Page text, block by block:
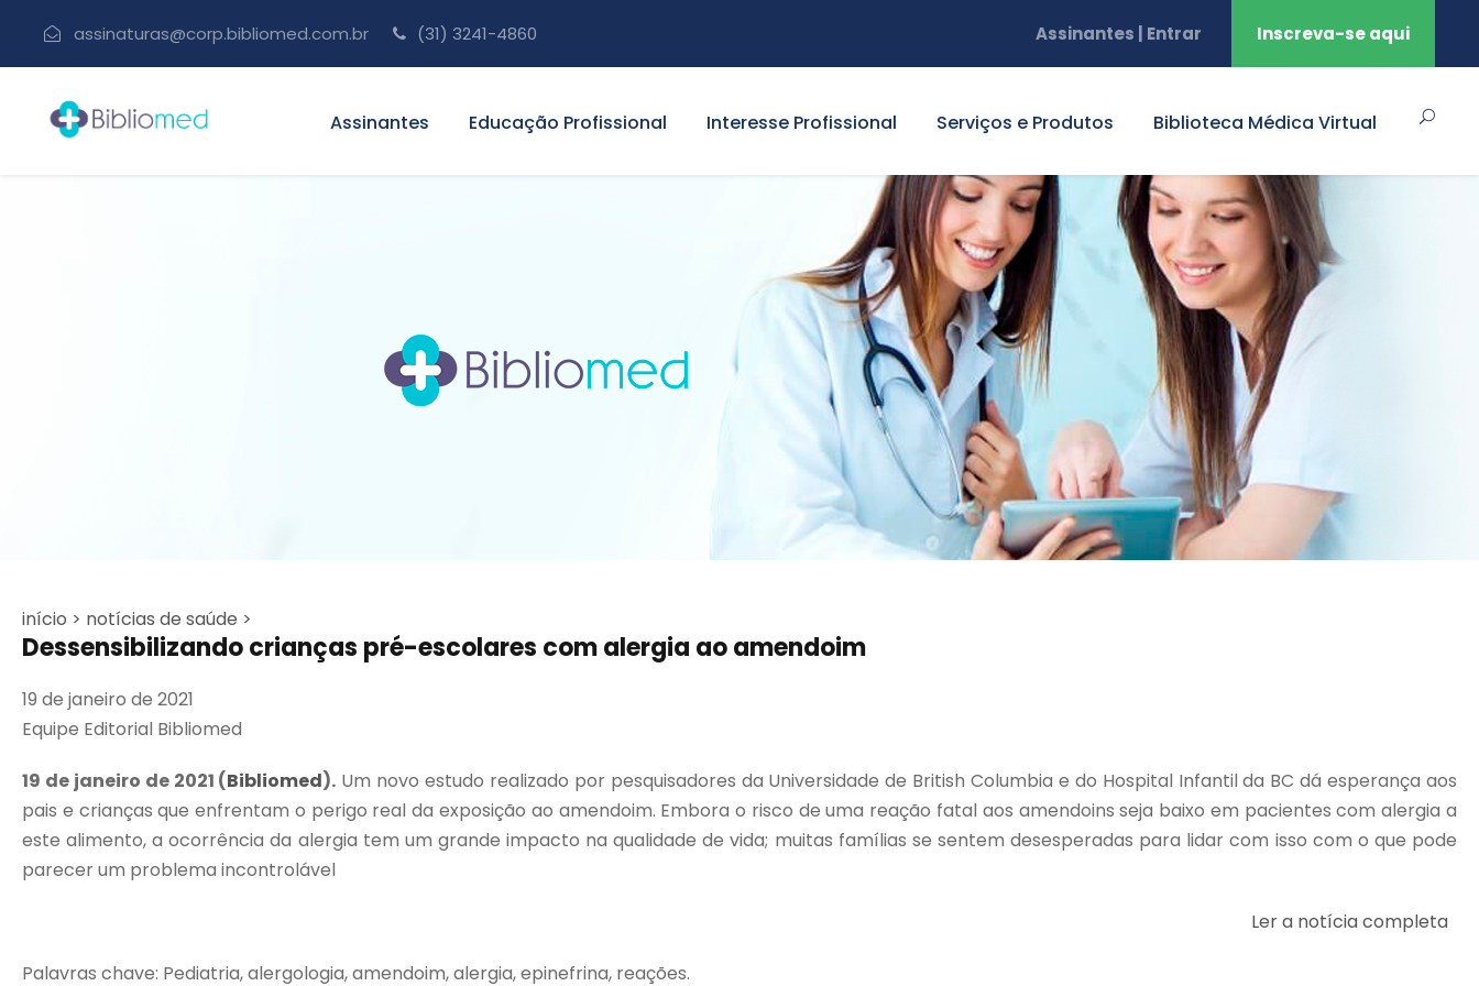
assinaturas@corp.bibliomed.com.br (31) 3241-4860 Assinantes | Entrar Inscreva-se aqui
Assinantes Educação Profissional Interesse Profissional Serviços e Produtos Biblioteca Médica Virtual
início > notícias de saúde >
Dessensibilizando crianças pré-escolares com alergia ao amendoim
19 de janeiro de 2021
Equipe Editorial Bibliomed
19 de janeiro de 2021 (Bibliomed). Um novo estudo realizado por pesquisadores da Universidade de British Columbia e do Hospital Infantil da BC dá esperança aos
pais e crianças que enfrentam o perigo real da exposição ao amendoim. Embora o risco de uma reação fatal aos amendoins seja baixo em pacientes com alergia a
este alimento, a ocorrência da alergia tem um grande impacto na qualidade de vida; muitas famílias se sentem desesperadas para lidar com isso com o que pode
parecer um problema incontrolável
Ler a notícia completa
Palavras chave: Pediatria, alergologia, amendoim, alergia, epinefrina, reações.